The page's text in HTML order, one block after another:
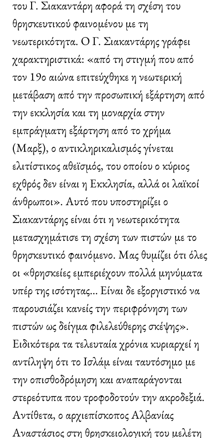
του Γ. Σιακαντάρη αφορά τη σχέση του
θρησκευτικού φαινομένου με τη
νεωτερικότητα. Ο Γ. Σιακαντάρης γράφει
χαρακτηριστικά: «από τη στιγμή που από
τον 19ο αιώνα επιτεύχθηκε η νεωτερική
μετάβαση από την προσωπική εξάρτηση από
την εκκλησία και τη μοναρχία στην
εμπράγματη εξάρτηση από το χρήμα
(Μαρξ), ο αντικληρικαλισμός γίνεται
ελιτίστικος αθεϊσμός, του οποίου ο κύριος
εχθρός δεν είναι η Εκκλησία, αλλά οι λαϊκοί
άνθρωποι». Αυτό που υποστηρίζει ο
Σιακαντάρης είναι ότι η νεωτερικότητα
μετασχημάτισε τη σχέση των πιστών με το
θρησκευτικό φαινόμενο. Μας θυμίζει ότι όλες
οι «θρησκείες εμπεριέχουν πολλά μηνύματα
υπέρ της ισότητας… Είναι δε εξοργιστικό να
παρουσιάζει κανείς την περιφρόνηση των
πιστών ως δείγμα φιλελεύθερης σκέψης».
Ειδικότερα τα τελευταία χρόνια κυριαρχεί η
αντίληψη ότι το Ισλάμ είναι ταυτόσημο με
την οπισθοδρόμηση και αναπαράγονται
στερεότυπα που τροφοδοτούν την ακροδεξιά.
Αντίθετα, ο αρχιεπίσκοπος Αλβανίας
Αναστάσιος στη θρησκειολογική του μελέτη